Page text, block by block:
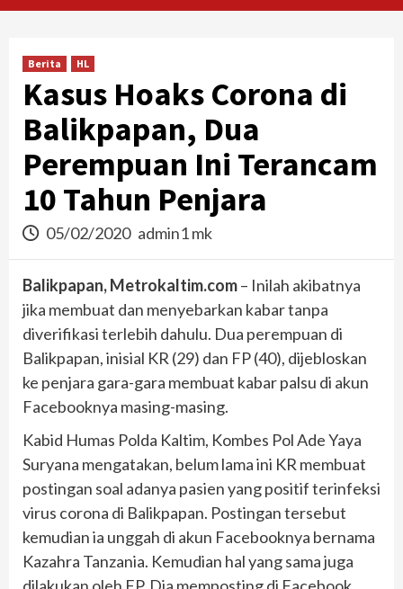
Berita HL
Kasus Hoaks Corona di
Balikpapan, Dua
Perempuan Ini Terancam
10 Tahun Penjara
05/02/2020 admin1 mk
Balikpapan, Metrokaltim.com– Inilah akibatnya
jika membuat dan menyebarkan kabar tanpa
diverifikasi terlebih dahulu. Dua perempuan di
Balikpapan, inisial KR (29) dan FP (40), dijebloskan
ke penjara gara-gara membuat kabar palsu di akun
Facebooknya masing-masing.
Kabid Humas Polda Kaltim, Kombes Pol Ade Yaya
Suryana mengatakan, belum lama ini KR membuat
postingan soal adanya pasien yang positif terinfeksi
virus corona di Balikpapan. Postingan tersebut
kemudian ia unggah di akun Facebooknya bernama
Kazahra Tanzania. Kemudian hal yang sama juga